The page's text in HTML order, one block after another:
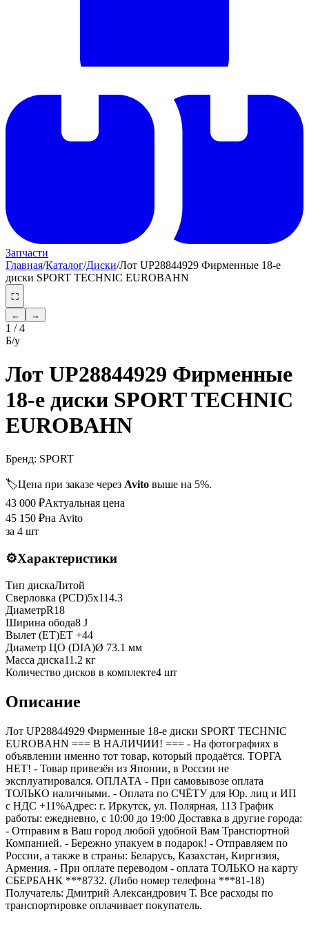
Запчасти
Главная/Каталог/Диски/Лот UP28844929 Фирменные 18-е
диски SPORT TECHNIC EUROBAHN
⛶
←
→
1 /4
Б/у
Лот UP28844929 Фирменные
18-е диски SPORT TECHNIC
EUROBAHN
Бренд: SPORT
🏷️Цена при заказе через Avito выше на 5%.
43 000 ₽Актуальная цена
45 150 ₽на Avito
за 4 шт
⚙️Характеристики
Тип дискаЛитой
Сверловка (PCD)5x114.3
ДиаметрR18
Ширина обода8 J
Вылет (ET)ET +44
Диаметр ЦО (DIA)Ø 73.1 мм
Масса диска11.2 кг
Количество дисков в комплекте4 шт
Описание
Лот UP28844929 Фирменные 18-е диски SPORT TECHNIC
EUROBAHN === B НАЛИЧИИ! === - На фотографиях в
объявлении именно тот товар, который продаётся. ТОРГА
НЕТ! - Товар привезён из Японии, в России не
эксплуатировался. ОПЛАТА - При самовывозе оплата
ТОЛЬКО наличными. - Оплата по СЧЁТУ для Юр. лиц и ИП
с НДС +11%Адрес: г. Иркутск, ул. Полярная, 113 График
работы: ежедневно, с 10:00 до 19:00 Доставка в другие города:
- Отправим в Ваш город любой удобной Вам Транспортной
Компанией. - Бережно упакуем в подарок! - Отправляем по
России, а также в страны: Беларусь, Казахстан, Киргизия,
Армения. - При оплате переводом - оплата ТОЛЬКО на карту
СБЕРБАНК ***8732. (Либо номер телефона ***81-18)
Получатель: Дмитрий Александрович Т. Все расходы по
транспортировке оплачивает покупатель.